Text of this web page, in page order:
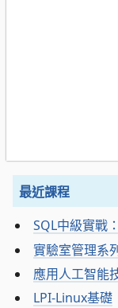
最近課程
SQL中級實戰
實驗室管理系
應用人工智能
LPI-Linux基礎